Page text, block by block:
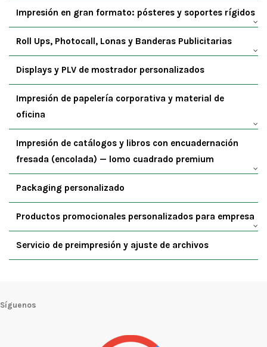
Impresión en gran formato: pósteres y soportes rígidos
Roll Ups, Photocall, Lonas y Banderas Publicitarias
Displays y PLV de mostrador personalizados
Impresión de papelería corporativa y material de
oficina
Impresión de catálogos y libros con encuadernación
fresada (encolada) — lomo cuadrado premium
Packaging personalizado
Productos promocionales personalizados para empresa
Servicio de preimpresión y ajuste de archivos
Síguenos